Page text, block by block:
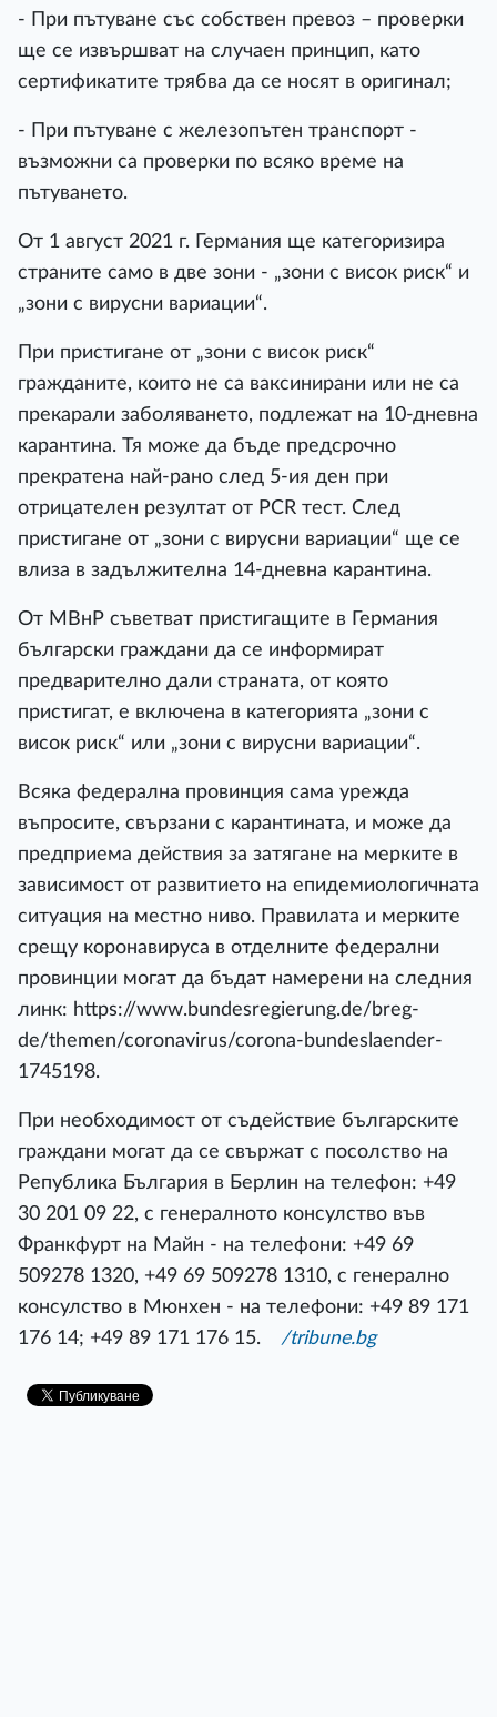
- При пътуване със собствен превоз – проверки
ще се извършват на случаен принцип, като
сертификатите трябва да се носят в оригинал;
- При пътуване с железопътен транспорт -
възможни са проверки по всяко време на
пътуването.
От 1 август 2021 г. Германия ще категоризира
страните само в две зони - „зони с висок риск“ и
„зони с вирусни вариации“.
При пристигане от „зони с висок риск“
гражданите, които не са ваксинирани или не са
прекарали заболяването, подлежат на 10-дневна
карантина. Тя може да бъде предсрочно
прекратена най-рано след 5-ия ден при
отрицателен резултат от PCR тест. След
пристигане от „зони с вирусни вариации“ ще се
влиза в задължителна 14-дневна карантина.
От МВнР съветват пристигащите в Германия
български граждани да се информират
предварително дали страната, от която
пристигат, е включена в категорията „зони с
висок риск“ или „зони с вирусни вариации“.
Всяка федерална провинция сама урежда
въпросите, свързани с карантината, и може да
предприема действия за затягане на мерките в
зависимост от развитието на епидемиологичната
ситуация на местно ниво. Правилата и мерките
срещу коронавируса в отделните федерални
провинции могат да бъдат намерени на следния
линк: https://www.bundesregierung.de/breg-
de/themen/coronavirus/corona-bundeslaender-
1745198.
При необходимост от съдействие българските
граждани могат да се свържат с посолство на
Република България в Берлин на телефон: +49
30 201 09 22, с генералното консулство във
Франкфурт на Майн - на телефони: +49 69
509278 1320, +49 69 509278 1310, с генерално
консулство в Мюнхен - на телефони: +49 89 171
176 14; +49 89 171 176 15.
/tribune.bg